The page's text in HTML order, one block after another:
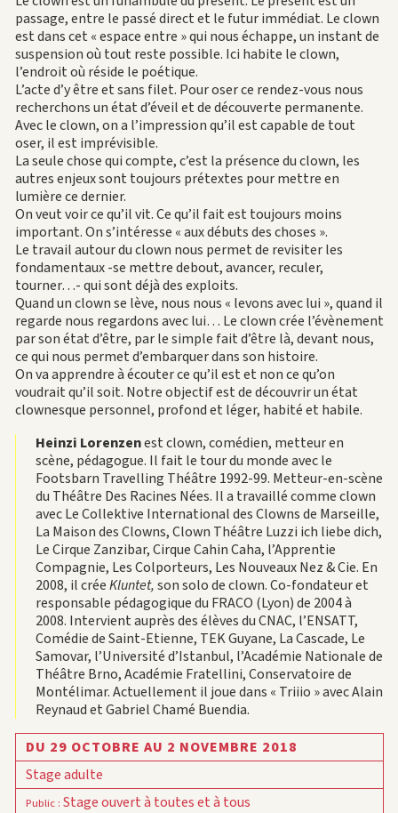
passage, entre le passé direct et le futur immédiat. Le clown
est dans cet « espace entre » qui nous échappe, un instant de
suspension où tout reste possible. Ici habite le clown,
l’endroit où réside le poétique.
L’acte d’y être et sans filet. Pour oser ce rendez-vous nous
recherchons un état d’éveil et de découverte permanente.
Avec le clown, on a l’impression qu’il est capable de tout
oser, il est imprévisible.
La seule chose qui compte, c’est la présence du clown, les
autres enjeux sont toujours prétextes pour mettre en
lumière ce dernier.
On veut voir ce qu’il vit. Ce qu’il fait est toujours moins
important. On s’intéresse « aux débuts des choses ».
Le travail autour du clown nous permet de revisiter les
fondamentaux -se mettre debout, avancer, reculer,
tourner…- qui sont déjà des exploits.
Quand un clown se lève, nous nous « levons avec lui », quand il
regarde nous regardons avec lui… Le clown crée l’évènement
par son état d’être, par le simple fait d’être là, devant nous,
ce qui nous permet d’embarquer dans son histoire.
On va apprendre à écouter ce qu’il est et non ce qu’on
voudrait qu’il soit. Notre objectif est de découvrir un état
clownesque personnel, profond et léger, habité et habile.
Heinzi Lorenzenest clown, comédien, metteur en
scène, pédagogue. Il fait le tour du monde avec le
Footsbarn Travelling Théâtre 1992-99. Metteur-en-scène
du Théâtre Des Racines Nées. Il a travaillé comme clown
avec Le Collektive International des Clowns de Marseille,
La Maison des Clowns, Clown Théâtre Luzzi ich liebe dich,
Le Cirque Zanzibar, Cirque Cahin Caha, l’Apprentie
Compagnie, Les Colporteurs, Les Nouveaux Nez & Cie. En
2008, il créeKluntet,son solo de clown. Co-fondateur et
responsable pédagogique du FRACO (Lyon) de 2004 à
2008. Intervient auprès des élèves du CNAC, l’ENSATT,
Comédie de Saint-Etienne, TEK Guyane, La Cascade, Le
Samovar, l’Université d’Istanbul, l’Académie Nationale de
Théâtre Brno, Académie Fratellini, Conservatoire de
Montélimar. Actuellement il joue dans « Triiio » avec Alain
Reynaud et Gabriel Chamé Buendia.
DU 29 OCTOBRE AU 2 NOVEMBRE 2018
Stage adulte
Public: Stage ouvert à toutes et à tous